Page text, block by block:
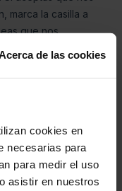
de las cookies
cookies en
necesarias para
para medir el uso
asistir en nuestros